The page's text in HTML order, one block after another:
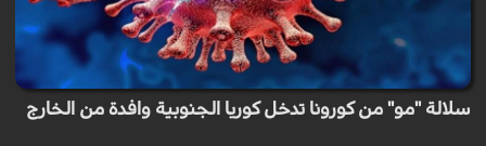
سلالة "مو" من كورونا تدخل كوريا الجنوبية وافدة من الخارج